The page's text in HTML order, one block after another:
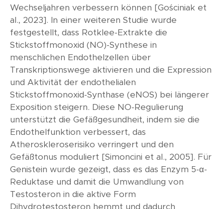
Wechseljahren verbessern können [Gościniak et
al., 2023]. In einer weiteren Studie wurde
festgestellt, dass Rotklee-Extrakte die
Stickstoffmonoxid (NO)-Synthese in
menschlichen Endothelzellen über
Transkriptionswege aktivieren und die Expression
und Aktivität der endothelialen
Stickstoffmonoxid-Synthase (eNOS) bei längerer
Exposition steigern. Diese NO-Regulierung
unterstützt die Gefäßgesundheit, indem sie die
Endothelfunktion verbessert, das
Atheroskleroserisiko verringert und den
Gefäßtonus moduliert [Simoncini et al., 2005]. Für
Genistein wurde gezeigt, dass es das Enzym 5-α-
Reduktase und damit die Umwandlung von
Testosteron in die aktive Form
Dihydrotestosteron hemmt und dadurch